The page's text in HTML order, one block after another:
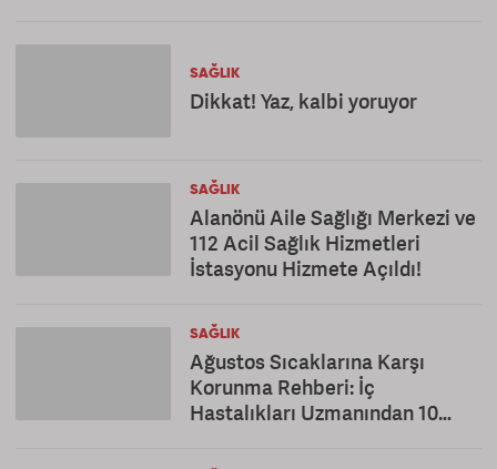
SAĞLIK
Dikkat! Yaz, kalbi yoruyor
SAĞLIK
Alanönü Aile Sağlığı Merkezi ve
112 Acil Sağlık Hizmetleri
İstasyonu Hizmete Açıldı!
SAĞLIK
Ağustos Sıcaklarına Karşı
Korunma Rehberi: İç
Hastalıkları Uzmanından 10